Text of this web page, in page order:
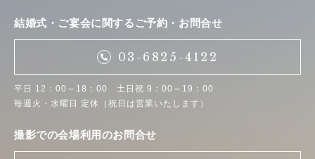
結婚式・ご宴会に関するご予約・お問合せ
03-6825-4122
平日 12：00～18：00 土日祝 9：00～19：00
毎週火・水曜日 定休（祝日は営業いたします）
撮影での会場利用のお問合せ